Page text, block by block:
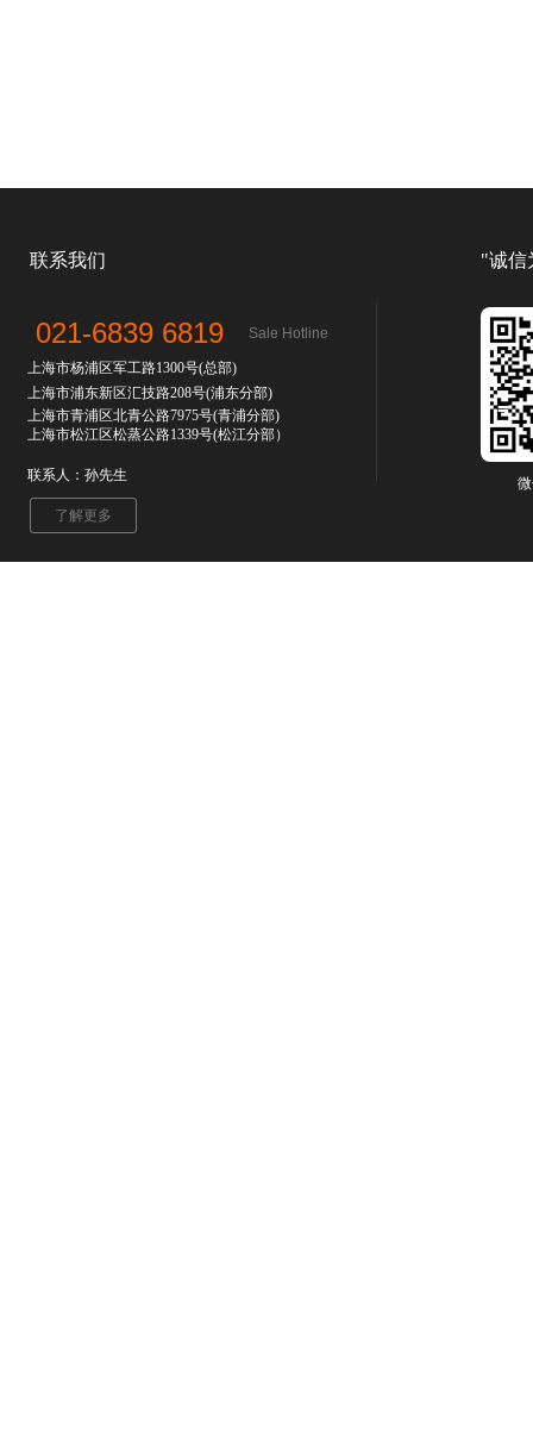
021-6839 6819
上海市杨浦区军工路1300号(总部)
上海市浦东新区汇技路208号(浦东分部)
上海市青浦区北青公路7975号(青浦分部)
上海市松江区松蒸公路1339号(松江分部）
联系人：孙先生
联系我们
Sale Hotline
了解更多
"诚信